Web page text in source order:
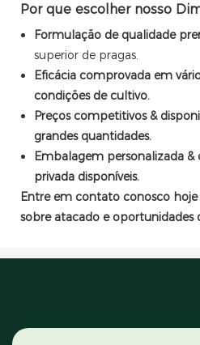
Por que escolher nosso
Formulação de qualidade
superior de pragas.
Eficácia comprovada em
condições de cultivo.
Preços competitivos &
grandes quantidades.
Embalagem personalizada
privada disponíveis.
Entre em contato conosco
sobre atacado e oportunidades